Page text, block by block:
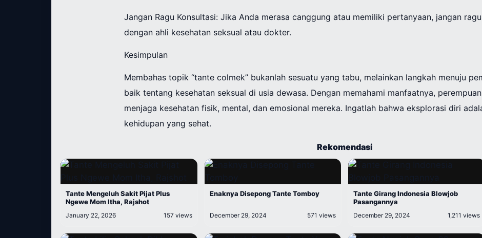
Jangan Ragu Konsultasi: Jika Anda merasa canggung atau memiliki pertanyaan, jangan
dengan ahli kesehatan seksual atau dokter.
Kesimpulan
Membahas topik “tante colmek” bukanlah sesuatu yang tabu, melainkan langkah menuju
baik tentang kesehatan seksual di usia dewasa. Dengan memahami manfaatnya,
menjaga kesehatan fisik, mental, dan emosional mereka. Ingatlah bahwa eksplorasi diri
kehidupan yang sehat.
Rekomendasi
Tante Mengeluh Sakit Pijat Plus
Ngewe Mom Itha, Rajshot
January 22, 2026 157 views
Enaknya Disepong Tante Tomboy
December 29, 2024 571 views
Tante Girang Indonesia Blowjob
Pasangannya
December 29, 2024 1,211 views